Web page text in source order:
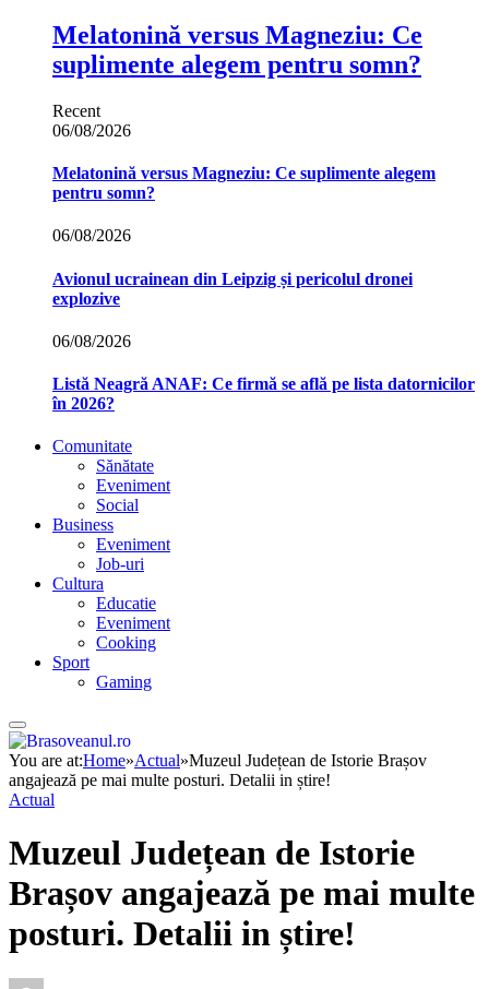
Melatonină versus Magneziu: Ce
suplimente alegem pentru somn?
Recent
06/08/2026
Melatonină versus Magneziu: Ce suplimente alegem
pentru somn?
06/08/2026
Avionul ucrainean din Leipzig și pericolul dronei
explozive
06/08/2026
Listă Neagră ANAF: Ce firmă se află pe lista datornicilor
în 2026?
Comunitate
Sănătate
Eveniment
Social
Business
Eveniment
Job-uri
Cultura
Educatie
Eveniment
Cooking
Sport
Gaming
You are at:Home»Actual»Muzeul Județean de Istorie Brașov
angajează pe mai multe posturi. Detalii in știre!
Actual
Muzeul Județean de Istorie
Brașov angajează pe mai multe
posturi. Detalii in știre!